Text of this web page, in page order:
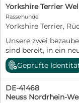
Yorkshire Terrier
Rassehunde
Yorkshire Terrier,
Unsere zwei
sind bereit, in ein
umzuziehen. Die
menschenbezogen
Familienumfeld auf.
und gut sozialisiert -
Familien, Paare
Geprüfte
DE-41468
Neuss Nordrhein-